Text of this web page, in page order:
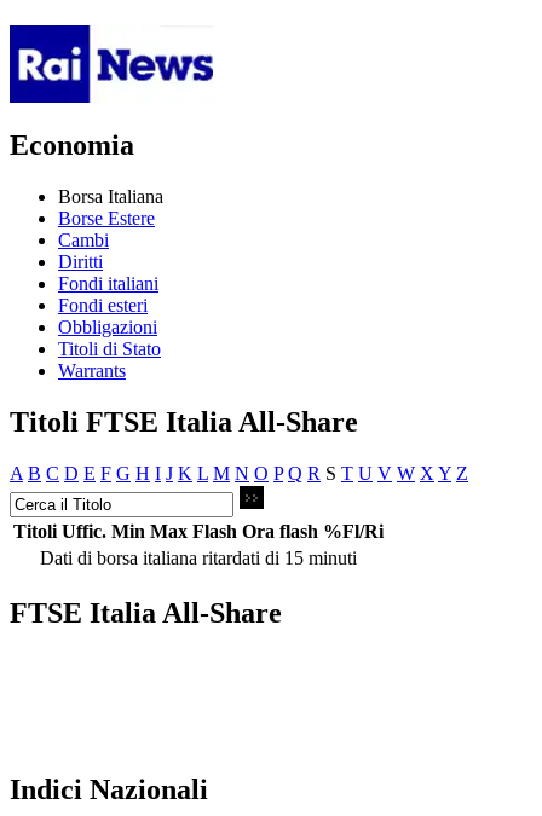
Economia
Borsa Italiana
Borse Estere
Cambi
Diritti
Fondi italiani
Fondi esteri
Obbligazioni
Titoli di Stato
Warrants
Titoli FTSE Italia All-Share
A B C D E F G H I J K L M N O P Q R S T U V W X Y Z
Titoli Uffic. Min Max Flash Ora flash %Fl/Ri
Dati di borsa italiana ritardati di 15 minuti
FTSE Italia All-Share
Indici Nazionali